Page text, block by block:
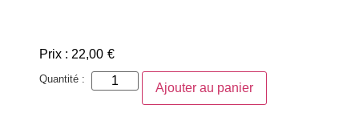
Prix : 22,00 €
Quantité :
Ajouter au panier